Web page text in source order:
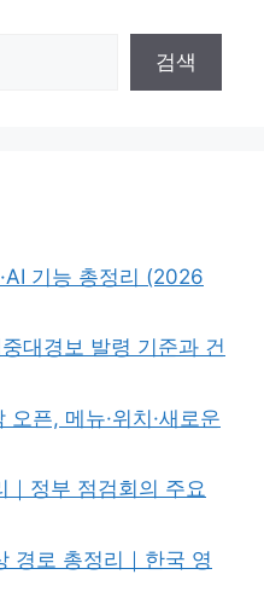
검색
기능 총정리 (2026
대경보 발령 기준과 건
픈, 메뉴·위치·새로운
｜정부 점검회의 주요
경로 총정리｜한국 영